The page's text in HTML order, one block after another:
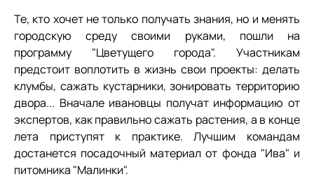
Те, кто хочет не только получать знания, но и менять
городскую среду своими руками, пошли на
программу "Цветущего города". Участникам
предстоит воплотить в жизнь свои проекты: делать
клумбы, сажать кустарники, зонировать территорию
двора... Вначале ивановцы получат информацию от
экспертов, как правильно сажать растения, а в конце
лета приступят к практике. Лучшим командам
достанется посадочный материал от фонда "Ива" и
питомника "Малинки".